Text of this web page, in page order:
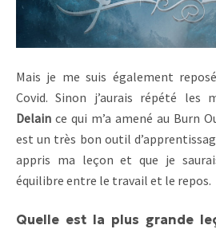
Mais je me suis également
Covid. Sinon j’aurais répété les
Delain ce qui m’a amené au Burn
est un très bon outil
appris ma leçon et que je
équilibre entre le travail et le repos.
Quelle est la plus grande